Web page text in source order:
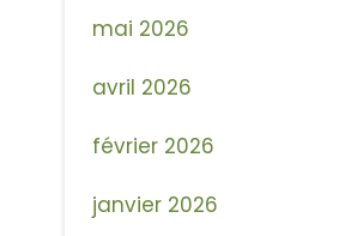
mai 2026
avril 2026
février 2026
janvier 2026